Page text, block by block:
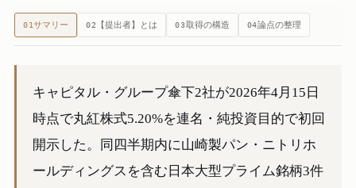
01サマリー 02 【提出者】とは 03取得の構造 04論点の整理
キャピタル・グループ傘下2社が2026年4月15日
時点で丸紅株式5.20%を連名・純投資目的で初回
開示した。同四半期内に山崎製パン・ニトリホ
ールディングスを含む日本大型プライム銘柄3件